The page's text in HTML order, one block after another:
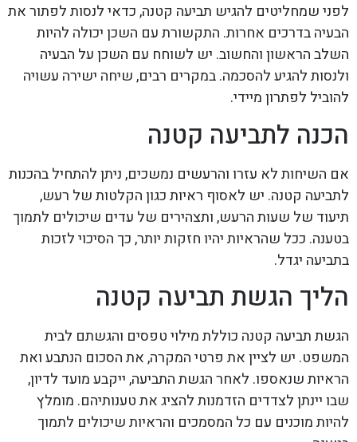
לפני שמחליטים להגיש תביעה קטנה, כדאי לנסות לפתור את
הבעיה בדרכים אחרות. התקשורת עם השכן יכולה להיות
השלב הראשון והחשוב. יש לשוחח עם השכן על הבעיה
ולנסות להגיע להסכמה. במקרים רבים, שיחה ישירה עשויה
להוביל לפתרון מיידי.
הכנה לתביעה קטנה
אם השיחות לא עזרו והרעשים נמשכים, ניתן להתחיל בהכנות
לתביעה קטנה. יש לאסוף ראיות כגון הקלטות של רעש,
תיעוד של שעות הרעש, ותצהירים של עדים שיכולים לתמוך
בטענה. ככל שהראיות יהיו חזקות יותר, כך הסיכוי לזכות
בתביעה יגדל.
הליך הגשת תביעה קטנה
הגשת תביעה קטנה כוללת מילוי טפסים והגשתם לבית
המשפט. יש לציין את פרטי המקרה, את הסכום הנתבע ואת
הראיות שנאספו. לאחר הגשת התביעה, ייקבע מועד לדיון,
שבו יינתן לצדדים הזדמנות להציג את טענותיהם. מומלץ
להיות מוכנים עם כל המסמכים והראיות שיכולים לתמוך